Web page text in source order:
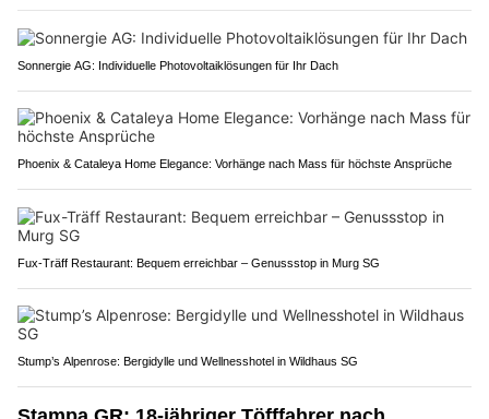
Sonnergie AG: Individuelle Photovoltaiklösungen für Ihr Dach
Phoenix & Cataleya Home Elegance: Vorhänge nach Mass für höchste Ansprüche
Fux-Träff Restaurant: Bequem erreichbar – Genussstop in Murg SG
Stump’s Alpenrose: Bergidylle und Wellnesshotel in Wildhaus SG